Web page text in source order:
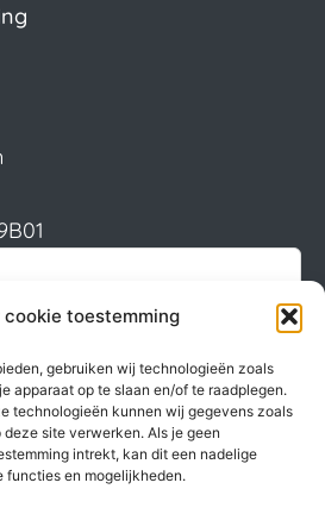
cookie toestemming
gebruiken wij technologieën zoals
apparaat op te slaan en/of te raadplegen.
technologieën kunnen wij gegevens zoals
site verwerken. Als je geen
intrekt, kan dit een nadelige
functies en mogelijkheden.